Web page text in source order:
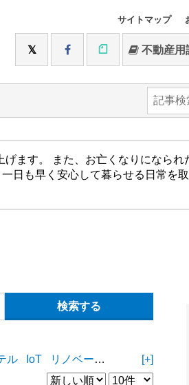
サイトマップ
不動産用
ます。 また、お亡くなりになら
日も早く安心して暮らせる日常を
ル IoT リノベーション リフォーム
[+]